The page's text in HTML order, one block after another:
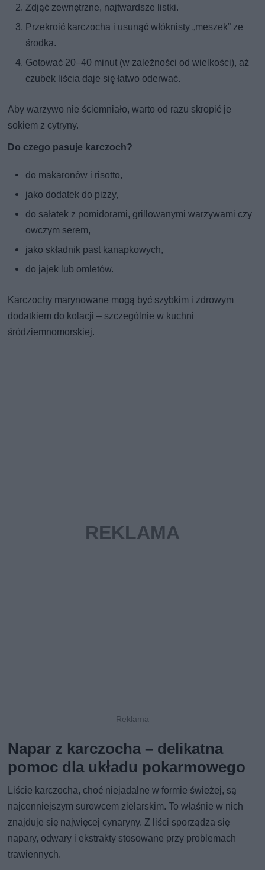
Zdjąć zewnętrzne, najtwardsze listki.
Przekroić karczocha i usunąć włóknisty „meszek” ze
środka.
Gotować 20–40 minut (w zależności od wielkości), aż
czubek liścia daje się łatwo oderwać.
Aby warzywo nie ściemniało, warto od razu skropić je
sokiem z cytryny.
Do czego pasuje karczoch?
do makaronów i risotto,
jako dodatek do pizzy,
do sałatek z pomidorami, grillowanymi warzywami czy
owczym serem,
jako składnik past kanapkowych,
do jajek lub omletów.
Karczochy marynowane mogą być szybkim i zdrowym
dodatkiem do kolacji – szczególnie w kuchni
śródziemnomorskiej.
Napar z karczocha – delikatna
pomoc dla układu pokarmowego
Liście karczocha, choć niejadalne w formie świeżej, są
najcenniejszym surowcem zielarskim. To właśnie w nich
znajduje się najwięcej cynaryny. Z liści sporządza się
napary, odwary i ekstrakty stosowane przy problemach
trawiennych.